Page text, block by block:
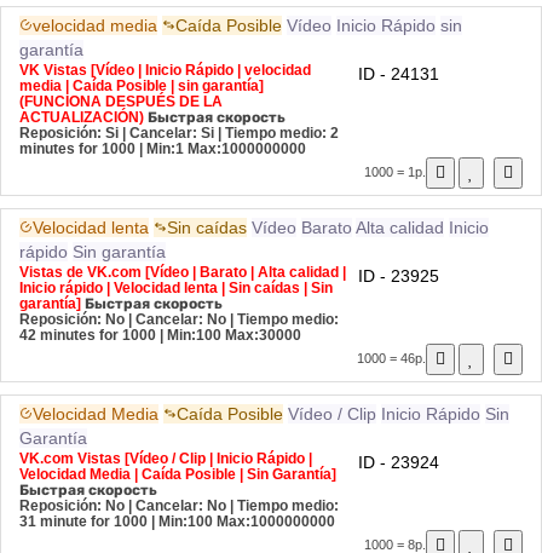
velocidad media Caída Posible Vídeo Inicio Rápido sin
garantía
VK Vistas [Vídeo | Inicio Rápido | velocidad
media | Caída Posible | sin garantía]
(FUNCIONA DESPUÉS DE LA
ACTUALIZACIÓN) Быстрая скорость
Reposición: Si | Cancelar: Si | Tiempo medio: 2
minutes for 1000
| Min:1 Max:1000000000
ID - 24131
1000 = 1р.
Velocidad lenta Sin caídas Vídeo BaratoAlta calidad Inicio
rápido Sin garantía
Vistas de VK.com [Vídeo | Barato | Alta calidad |
Inicio rápido | Velocidad lenta | Sin caídas | Sin
garantía] Быстрая скорость
Reposición: No | Cancelar: No | Tiempo medio:
42 minutes for 1000
| Min:100 Max:30000
ID - 23925
1000 = 46р.
Velocidad Media Caída Posible Vídeo / Clip Inicio Rápido Sin
Garantía
VK.com Vistas [Vídeo / Clip | Inicio Rápido |
Velocidad Media | Caída Posible | Sin Garantía]
Быстрая скорость
Reposición: No | Cancelar: No | Tiempo medio:
31 minute for 1000
| Min:100 Max:1000000000
ID - 23924
1000 = 8р.